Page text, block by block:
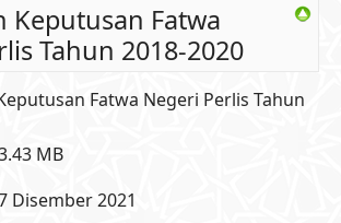
Keputusan Fatwa
Tahun 2018-2020
Fatwa Negeri Perlis Tahun
MB
Disember 2021